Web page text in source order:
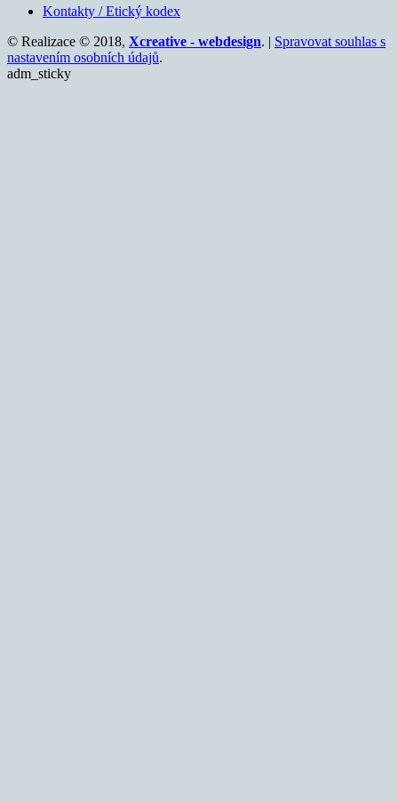
Kontakty / Etický kodex
© Realizace © 2018, Xcreative - webdesign. | Spravovat souhlas s
nastavením osobních údajů.
adm_sticky